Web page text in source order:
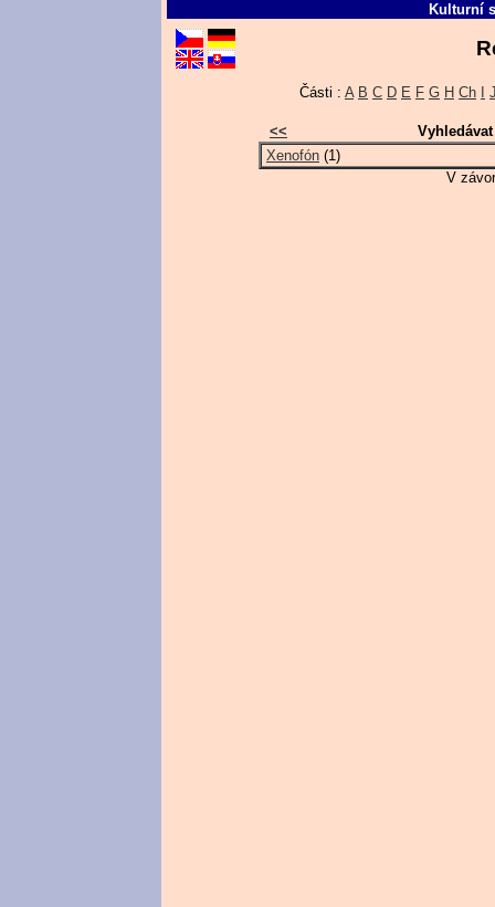
Kulturní
Části : A B C D E F G H Ch
<<
Xenofón (1)
V